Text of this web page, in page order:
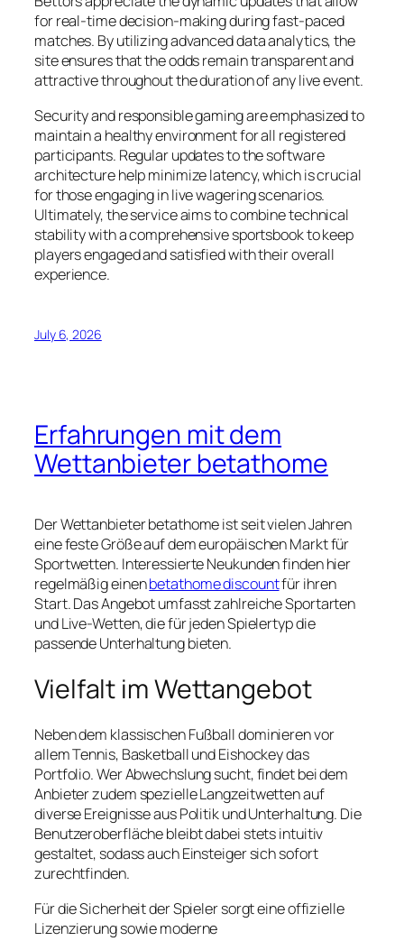
for real-time decision-making during fast-paced
matches. By utilizing advanced data analytics, the
site ensures that the odds remain transparent and
attractive throughout the duration of any live event.
Security and responsible gaming are emphasized to
maintain a healthy environment for all registered
participants. Regular updates to the software
architecture help minimize latency, which is crucial
for those engaging in live wagering scenarios.
Ultimately, the service aims to combine technical
stability with a comprehensive sportsbook to keep
players engaged and satisfied with their overall
experience.
July 6, 2026
Erfahrungen mit dem
Wettanbieter betathome
Der Wettanbieter betathome ist seit vielen Jahren
eine feste Größe auf dem europäischen Markt für
Sportwetten. Interessierte Neukunden finden hier
regelmäßig einenbetathome discountfür ihren
Start. Das Angebot umfasst zahlreiche Sportarten
und Live-Wetten, die für jeden Spielertyp die
passende Unterhaltung bieten.
Vielfalt im Wettangebot
Neben dem klassischen Fußball dominieren vor
allem Tennis, Basketball und Eishockey das
Portfolio. Wer Abwechslung sucht, findet bei dem
Anbieter zudem spezielle Langzeitwetten auf
diverse Ereignisse aus Politik und Unterhaltung. Die
Benutzeroberfläche bleibt dabei stets intuitiv
gestaltet, sodass auch Einsteiger sich sofort
zurechtfinden.
Für die Sicherheit der Spieler sorgt eine offizielle
Lizenzierung sowie moderne